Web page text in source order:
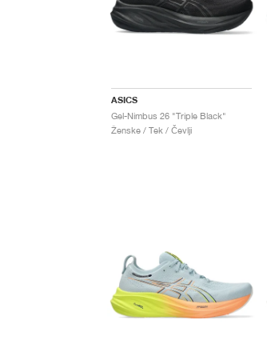
ASICS
Gel-Nimbus 26 "Triple Black"
Ženske / Tek / Čevlji